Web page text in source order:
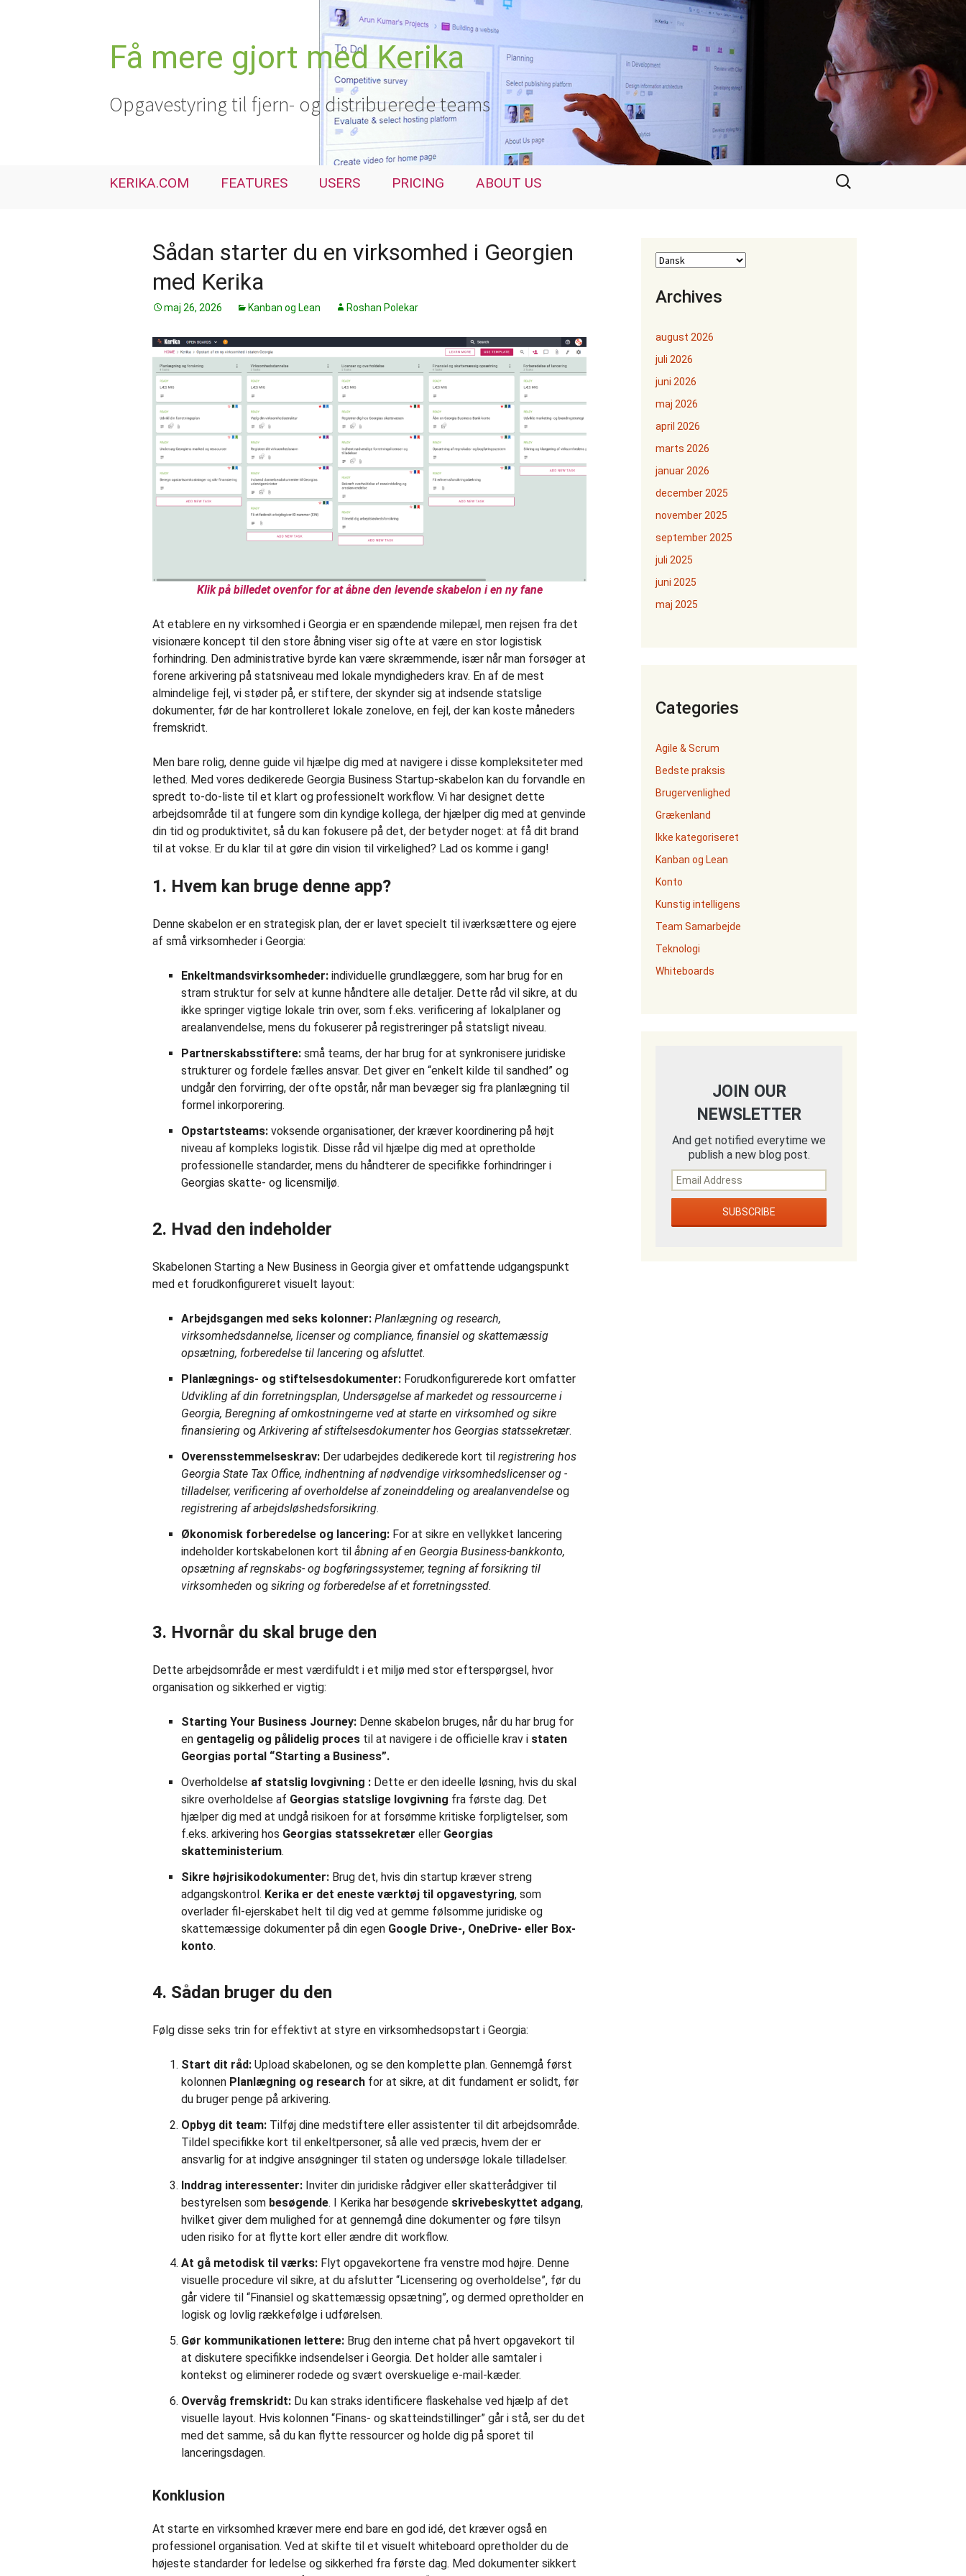
Få mere gjort med Kerika
Opgavestyring til fjern- og distribuerede teams
KERIKA.COM FEATURES USERS PRICING ABOUT US
Søg
efter:
Sådan starter du en virksomhed i Georgien
med Kerika
maj 26, 2026 Kanban og Lean Roshan Polekar
Klik på billedet ovenfor for at åbne den levende skabelon i en ny fane
At etablere en ny virksomhed i Georgia er en spændende milepæl, men rejsen fra det
visionære koncept til den store åbning viser sig ofte at være en stor logistisk
forhindring. Den administrative byrde kan være skræmmende, især når man forsøger at
forene arkivering på statsniveau med lokale myndigheders krav. En af de mest
almindelige fejl, vi støder på, er stiftere, der skynder sig at indsende statslige
dokumenter, før de har kontrolleret lokale zonelove, en fejl, der kan koste måneders
fremskridt.
Men bare rolig, denne guide vil hjælpe dig med at navigere i disse kompleksiteter med
lethed. Med vores dedikerede Georgia Business Startup-skabelon kan du forvandle en
spredt to-do-liste til et klart og professionelt workflow. Vi har designet dette
arbejdsområde til at fungere som din kyndige kollega, der hjælper dig med at genvinde
din tid og produktivitet, så du kan fokusere på det, der betyder noget: at få dit brand
til at vokse. Er du klar til at gøre din vision til virkelighed? Lad os komme i gang!
1. Hvem kan bruge denne app?
Denne skabelon er en strategisk plan, der er lavet specielt til iværksættere og ejere
af små virksomheder i Georgia:
Enkeltmandsvirksomheder: individuelle grundlæggere, som har brug for en
stram struktur for selv at kunne håndtere alle detaljer. Dette råd vil sikre, at du
ikke springer vigtige lokale trin over, som f.eks. verificering af lokalplaner og
arealanvendelse, mens du fokuserer på registreringer på statsligt niveau.
Partnerskabsstiftere: små teams, der har brug for at synkronisere juridiske
strukturer og fordele fælles ansvar. Det giver en “enkelt kilde til sandhed” og
undgår den forvirring, der ofte opstår, når man bevæger sig fra planlægning til
formel inkorporering.
Opstartsteams: voksende organisationer, der kræver koordinering på højt
niveau af kompleks logistik. Disse råd vil hjælpe dig med at opretholde
professionelle standarder, mens du håndterer de specifikke forhindringer i
Georgias skatte- og licensmiljø.
2. Hvad den indeholder
Skabelonen Starting a New Business in Georgia giver et omfattende udgangspunkt
med et forudkonfigureret visuelt layout:
Arbejdsgangen med seks kolonner: Planlægning og research,
virksomhedsdannelse, licenser og compliance, finansiel og skattemæssig
opsætning, forberedelse til lancering og afsluttet.
Planlægnings- og stiftelsesdokumenter: Forudkonfigurerede kort omfatter
Udvikling af din forretningsplan, Undersøgelse af markedet og ressourcerne i
Georgia, Beregning af omkostningerne ved at starte en virksomhed og sikre
finansiering og Arkivering af stiftelsesdokumenter hos Georgias statssekretær.
Overensstemmelseskrav: Der udarbejdes dedikerede kort til registrering hos
Georgia State Tax Office, indhentning af nødvendige virksomhedslicenser og -
tilladelser, verificering af overholdelse af zoneinddeling og arealanvendelse og
registrering af arbejdsløshedsforsikring.
Økonomisk forberedelse og lancering: For at sikre en vellykket lancering
indeholder kortskabelonen kort til åbning af en Georgia Business-bankkonto,
opsætning af regnskabs- og bogføringssystemer, tegning af forsikring til
virksomheden og sikring og forberedelse af et forretningssted.
3. Hvornår du skal bruge den
Dette arbejdsområde er mest værdifuldt i et miljø med stor efterspørgsel, hvor
organisation og sikkerhed er vigtig:
Starting Your Business Journey: Denne skabelon bruges, når du har brug for
en gentagelig og pålidelig proces til at navigere i de officielle krav i staten
Georgias portal “Starting a Business”.
Overholdelse af statslig lovgivning : Dette er den ideelle løsning, hvis du skal
sikre overholdelse af Georgias statslige lovgivning fra første dag. Det
hjælper dig med at undgå risikoen for at forsømme kritiske forpligtelser, som
f.eks. arkivering hos Georgias statssekretær eller Georgias
skatteministerium.
Sikre højrisikodokumenter: Brug det, hvis din startup kræver streng
adgangskontrol. Kerika er det eneste værktøj til opgavestyring, som
overlader fil-ejerskabet helt til dig ved at gemme følsomme juridiske og
skattemæssige dokumenter på din egen Google Drive-, OneDrive- eller Box-
konto.
4. Sådan bruger du den
Følg disse seks trin for effektivt at styre en virksomhedsopstart i Georgia:
Start dit råd: Upload skabelonen, og se den komplette plan. Gennemgå først
kolonnen Planlægning og research for at sikre, at dit fundament er solidt, før
du bruger penge på arkivering.
Opbyg dit team: Tilføj dine medstiftere eller assistenter til dit arbejdsområde.
Tildel specifikke kort til enkeltpersoner, så alle ved præcis, hvem der er
ansvarlig for at indgive ansøgninger til staten og undersøge lokale tilladelser.
Inddrag interessenter: Inviter din juridiske rådgiver eller skatterådgiver til
bestyrelsen som besøgende. I Kerika har besøgende skrivebeskyttet adgang,
hvilket giver dem mulighed for at gennemgå dine dokumenter og føre tilsyn
uden risiko for at flytte kort eller ændre dit workflow.
At gå metodisk til værks: Flyt opgavekortene fra venstre mod højre. Denne
visuelle procedure vil sikre, at du afslutter “Licensering og overholdelse”, før du
går videre til “Finansiel og skattemæssig opsætning”, og dermed opretholder en
logisk og lovlig rækkefølge i udførelsen.
Gør kommunikationen lettere: Brug den interne chat på hvert opgavekort til
at diskutere specifikke indsendelser i Georgia. Det holder alle samtaler i
kontekst og eliminerer rodede og svært overskuelige e-mail-kæder.
Overvåg fremskridt: Du kan straks identificere flaskehalse ved hjælp af det
visuelle layout. Hvis kolonnen “Finans- og skatteindstillinger” går i stå, ser du det
med det samme, så du kan flytte ressourcer og holde dig på sporet til
lanceringsdagen.
Konklusion
At starte en virksomhed kræver mere end bare en god idé, det kræver også en
professionel organisation. Ved at skifte til et visuelt whiteboard opretholder du de
højeste standarder for ledelse og sikkerhed fra første dag. Med dokumenter sikkert
Archives
august 2026
juli 2026
juni 2026
maj 2026
april 2026
marts 2026
januar 2026
december 2025
november 2025
september 2025
juli 2025
juni 2025
maj 2025
Categories
Agile & Scrum
Bedste praksis
Brugervenlighed
Grækenland
Ikke kategoriseret
Kanban og Lean
Konto
Kunstig intelligens
Team Samarbejde
Teknologi
Whiteboards
JOIN OUR
NEWSLETTER
And get notified everytime we
publish a new blog post.